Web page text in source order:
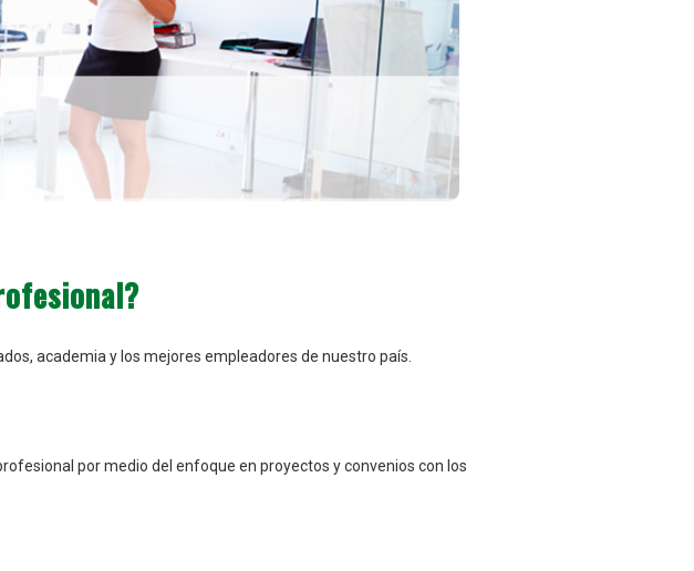
academia y los mejores empleadores de nuestro país.
por medio del enfoque en proyectos y convenios con los